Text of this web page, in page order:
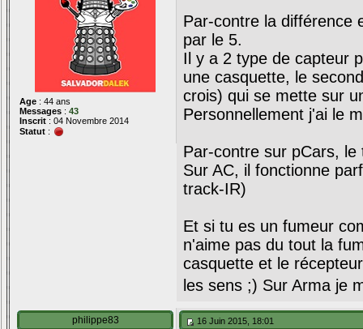
Age : 44 ans
Messages : 43
Inscrit : 04 Novembre 2014
Statut :
Par-contre la différence
par le 5.
Il y a 2 type de capteur
une casquette, le
crois) qui se mette sur
Personnellement j'ai le
Par-contre sur pCars,
Sur AC, il fonctionne
track-IR)
Et si tu es un fumeur
n'aime pas du tout la
casquette et le
les sens ;) Sur Arma je
philippe83 16 Juin 2015, 18:01